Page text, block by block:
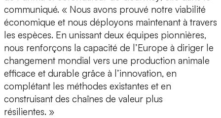
communiqué. « Nous avons prouvé notre viabilité
économique et nous déployons maintenant à travers
les espèces. En unissant deux équipes pionnières,
nous renforçons la capacité de l’Europe à diriger le
changement mondial vers une production animale
efficace et durable grâce à l’innovation, en
complétant les méthodes existantes et en
construisant des chaînes de valeur plus
résilientes. »